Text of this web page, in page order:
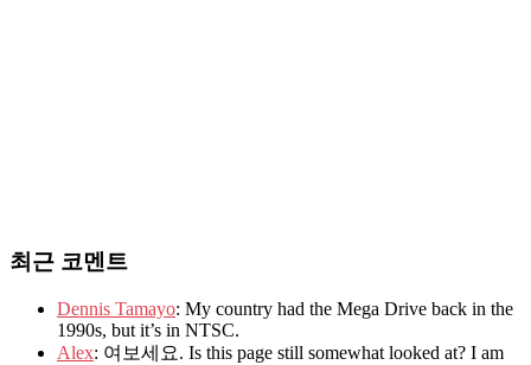
최근 코멘트
Dennis Tamayo: My country had the Mega Drive back in the
1990s, but it’s in NTSC.
Alex: 여보세요. Is this page still somewhat looked at? I am